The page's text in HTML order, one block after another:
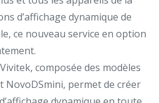
d’affichage dynamique de
ce nouveau service en option
composée des modèles
NovoDSmini, permet de créer